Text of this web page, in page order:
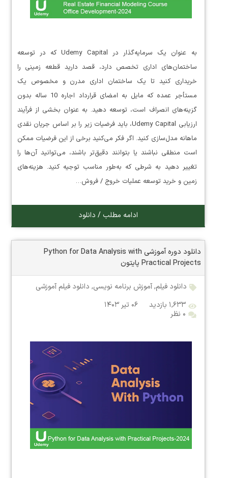
به عنوان یک سرمایه‌گذار در Udemy Capital که در توسعه
ساختمان‌های اداری تخصص دارد، قصد دارید قطعه زمینی را
خریداری کنید تا یک ساختمان اداری مدرن و مخصوص یک
مستأجر عمده که مایل به امضای قرارداد اجاره 10 ساله بدون
گزینه‌های انصراف است، توسعه دهید. به عنوان بخشی از فرآیند
ارزیابی Udemy Capital، باید فرضیات زیر را بر اساس جریان نقدی
ماهانه مدل‌سازی کنید. اگر فکر می‌کنید برخی از این فرضیات ممکن
است منطقی نباشند یا بتوانند دقیق‌تر باشند، می‌توانید آن‌ها را
تغییر دهید به شرطی که به‌طور مناسب توجیه کنید. هزینه‌های
زمین و خرید توسعه عملیات خروج / فروش…
ادامه مطلب / دانلود
دانلود دوره آموزشی Python for Data Analysis with
Practical Projects پایتون
دانلود فیلم,آموزش برنامه نویسی, دانلود فیلم آموزشی
۱,۶۳۳ بازدید
۰۶ تیر ۱۴۰۳
۰ نظر